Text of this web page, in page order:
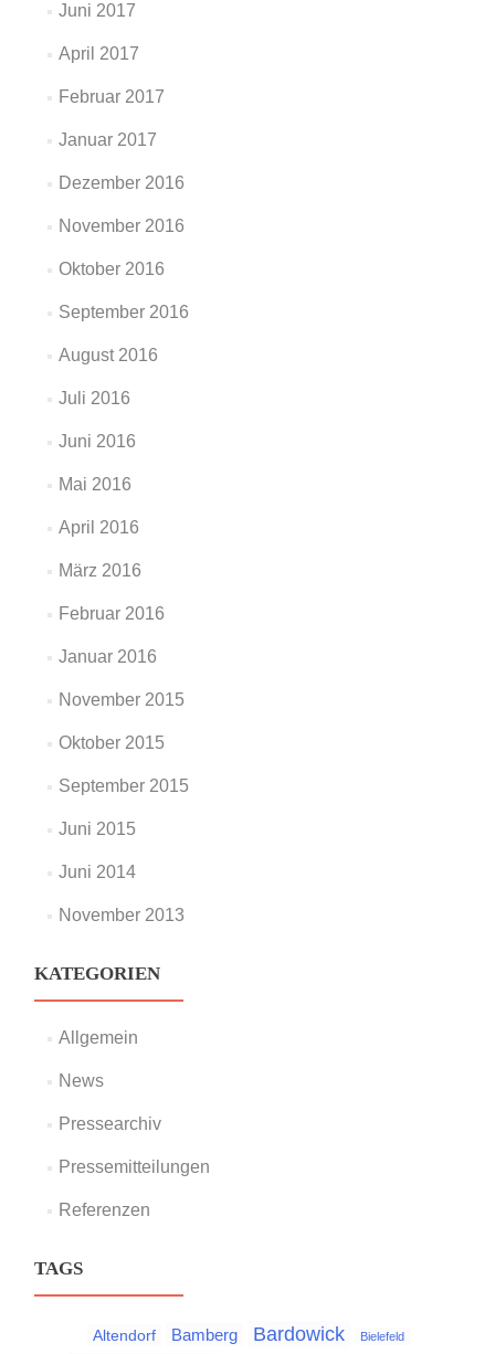
Juni 2017
April 2017
Februar 2017
Januar 2017
Dezember 2016
November 2016
Oktober 2016
September 2016
August 2016
Juli 2016
Juni 2016
Mai 2016
April 2016
März 2016
Februar 2016
Januar 2016
November 2015
Oktober 2015
September 2015
Juni 2015
Juni 2014
November 2013
KATEGORIEN
Allgemein
News
Pressearchiv
Pressemitteilungen
Referenzen
TAGS
Altendorf Bamberg Bardowick Bielefeld